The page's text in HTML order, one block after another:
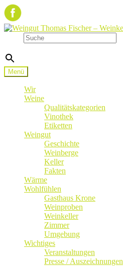
Zur
Navigation
springen
Zum
springen
Menü
Wir
Weine
Qualitätskategorien
Vinothek
Etiketten
Weingut
Geschichte
Weinberge
Keller
Fakten
Wärme
Wohlfühlen
Gasthaus Krone
Weinproben
Weinkeller
Zimmer
Umgebung
Wichtiges
Veranstaltungen
Presse / Auszeichnungen